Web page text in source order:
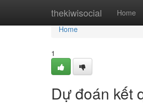
thekiwisocial Home
Home
Home
1
Dự đoán kết